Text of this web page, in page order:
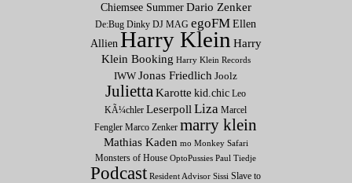
Chiemsee Summer Dario Zenker
De:Bug Dinky DJ MAG egoFM Ellen
Allien Harry Klein Harry
Klein Booking Harry Klein Records
IWW Jonas Friedlich Joolz
Julietta Karotte kid.chic Leo
KÃ¼chler Leserpoll Liza Marcel
Fengler Marco Zenker marry klein
Mathias Kaden mo Monkey Safari
Monsters of House OptoPussies Paul Tiedje
Podcast Resident Advisor Sissi Slave to